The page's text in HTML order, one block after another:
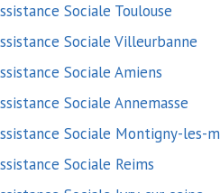
Sociale Toulouse
Sociale Villeurbanne
Sociale Amiens
Sociale Annemasse
Sociale Montigny-les-
Sociale Reims